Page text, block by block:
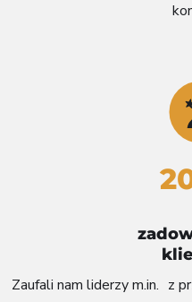
Zaufali nam liderzy m.in. z